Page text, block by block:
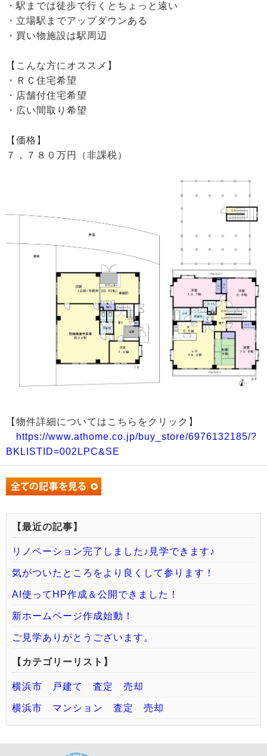
・駅までは徒歩で行くとちょっと遠い
・立場駅までアップダウンある
・買い物施設は駅周辺
【こんな方にオススメ】
・ＲＣ住宅希望
・店舗付住宅希望
・広い間取り希望
【価格】
７，７８０万円（非課税）
【物件詳細についてはこちらをクリック】
https://www.athome.co.jp/buy_store/6976132185/?
BKLISTID=002LPC&SE
【最近の記事】
リノベーション完了しました♪見学できます♪
気がついたところをより良くして参ります！
AI使ってHP作成＆公開できました！
新ホームページ作成始動！
ご見学ありがとうございます。
【カテゴリーリスト】
横浜市 戸建て 査定 売却
横浜市 マンション 査定 売却